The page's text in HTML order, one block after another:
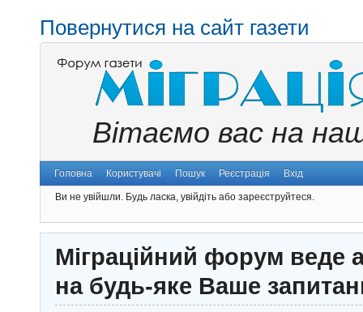
Повернутися на сайт газети
Вітаємо вас на
Головна Користувачі Пошук Реєстрація Вхід
Ви не увійшли. Будь ласка, увійдіть або зареєструйтеся.
Міграційний форум веде
на будь-яке Ваше